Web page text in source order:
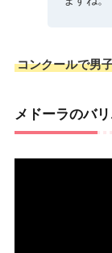
コンクールで男
メドーラのバ